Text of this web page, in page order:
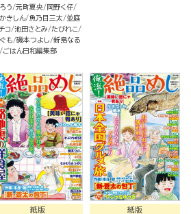
う
元町夏央 岡野く仔
きしん
魚乃目三太
並庭
コ 池田さとみ たびれこ
も 磯本つよし 新島なる
ごはん日和編集部
紙版
紙版